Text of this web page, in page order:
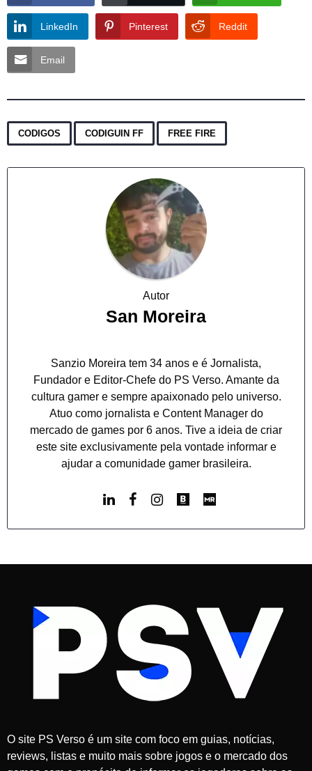
LinkedIn Pinterest Reddit
Email
CODIGOS CODIGUIN FF FREE FIRE
Autor
San Moreira
Sanzio Moreira tem 34 anos e é Jornalista,
Fundador e Editor-Chefe do PS Verso. Amante da
cultura gamer e sempre apaixonado pelo universo.
Atuo como jornalista e Content Manager do
mercado de games por 6 anos. Tive a ideia de criar
este site exclusivamente pela vontade informar e
ajudar a comunidade gamer brasileira.
O site PS Verso é um site com foco em guias, notícias,
reviews, listas e muito mais sobre jogos e o mercado dos